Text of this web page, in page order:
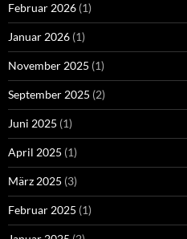
Februar 2026 (1)
Januar 2026 (1)
November 2025 (1)
September 2025 (2)
Juni 2025 (1)
April 2025 (1)
März 2025 (3)
Februar 2025 (1)